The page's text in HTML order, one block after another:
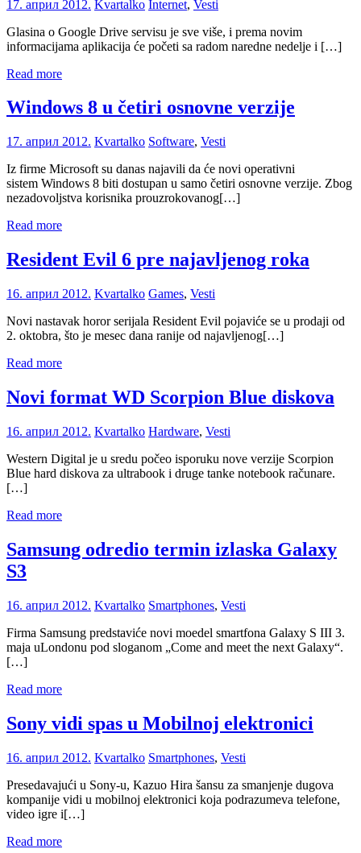
17. април 2012. Kvartalko Internet, Vesti
Glasina o Google Drive servisu je sve više, i prema novim
informacijama aplikacija će početi sa radom naredne nedelje i […]
Read more
Windows 8 u četiri osnovne verzije
17. април 2012. Kvartalko Software, Vesti
Iz firme Microsoft su danas najavili da će novi operativni
sistem Windows 8 biti dostupan u samo četiri osnovne verzije. Zbog
nezadovoljstva korisnika prouzrokovanog[…]
Read more
Resident Evil 6 pre najavljenog roka
16. април 2012. Kvartalko Games, Vesti
Novi nastavak horor serijala Resident Evil pojaviće se u prodaji od
2. oktobra, što je mesec dana ranije od najavljenog[…]
Read more
Novi format WD Scorpion Blue diskova
16. април 2012. Kvartalko Hardware, Vesti
Western Digital je u sredu počeo isporuku nove verzije Scorpion
Blue hard diskova za ultrabook i druge tanke notebook računare.
[…]
Read more
Samsung odredio termin izlaska Galaxy
S3
16. април 2012. Kvartalko Smartphones, Vesti
Firma Samsung predstaviće novi moedel smartfona Galaxy S III 3.
maja uLondonu pod sloganom „Come and meet the next Galaxy“.
[…]
Read more
Sony vidi spas u Mobilnoj elektronici
16. април 2012. Kvartalko Smartphones, Vesti
Presedavajući u Sony-u, Kazuo Hira šansu za smanjenje dugova
kompanije vidi u mobilnoj elektronici koja podrazumeva telefone,
video igre i[…]
Read more